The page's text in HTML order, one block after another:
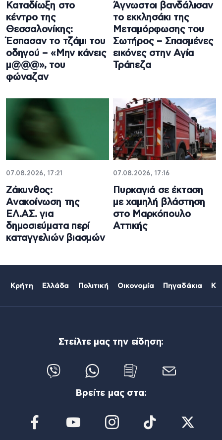
Καταδίωξη στο
κέντρο της
Θεσσαλονίκης:
Έσπασαν το τζάμι του
οδηγού – «Μην κάνεις
μ@@@», του
φώναζαν
Άγνωστοι βανδάλισαν
το εκκλησάκι της
Μεταμόρφωσης του
Σωτήρος – Σπασμένες
εικόνες στην Αγία
Τράπεζα
07.08.2026, 17:21
Ζάκυνθος:
Ανακοίνωση της
ΕΛ.ΑΣ. για
δημοσιεύματα περί
καταγγελιών βιασμών
07.08.2026, 17:16
Πυρκαγιά σε έκταση
με χαμηλή βλάστηση
στο Μαρκόπουλο
Αττικής
Κρήτη Ελλάδα Πολιτική Οικονομία Πηγαδάκια
Στείλτε μας την είδηση:
Βρείτε μας στα: